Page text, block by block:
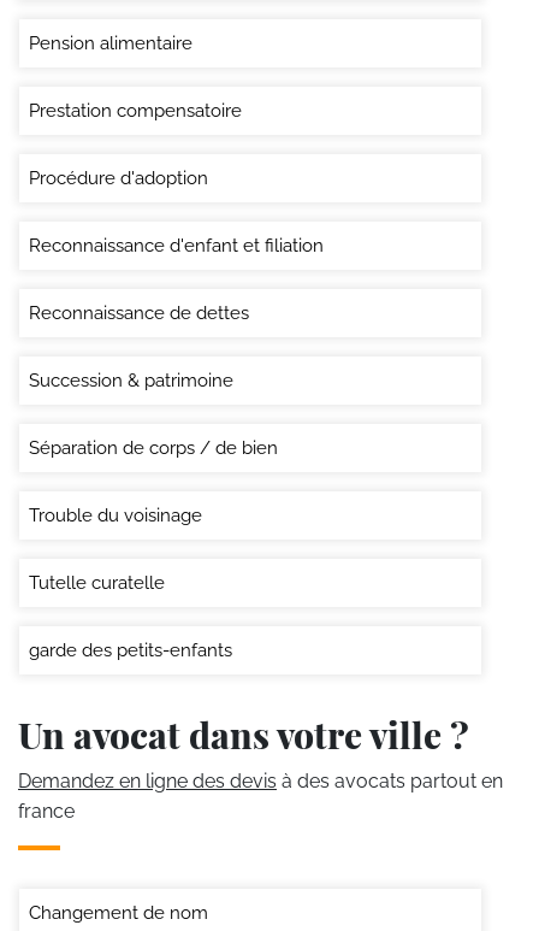
Pension alimentaire
Prestation compensatoire
Procédure d'adoption
Reconnaissance d'enfant et filiation
Reconnaissance de dettes
Succession & patrimoine
Séparation de corps / de bien
Trouble du voisinage
Tutelle curatelle
garde des petits-enfants
Un avocat dans votre ville ?
Demandez en ligne des devis à des avocats partout en
france
Changement de nom